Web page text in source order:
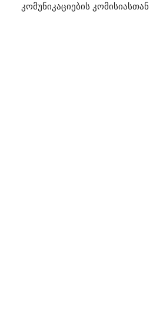
კომუნიკაციების კომისიასთან